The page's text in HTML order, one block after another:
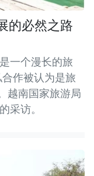
的必然之路
一个漫长的旅
作被认为是旅
越南国家旅游局
采访。